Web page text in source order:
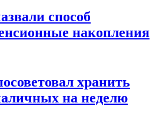
способ
накопления
хранить
на неделю